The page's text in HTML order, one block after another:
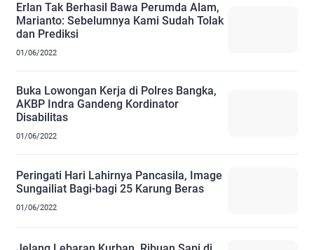
Erlan Tak Berhasil Bawa Perumda Alam,
Marianto: Sebelumnya Kami Sudah Tolak
dan Prediksi
01/06/2022
Buka Lowongan Kerja di Polres Bangka,
AKBP Indra Gandeng Kordinator
Disabilitas
01/06/2022
Peringati Hari Lahirnya Pancasila, Image
Sungailiat Bagi-bagi 25 Karung Beras
01/06/2022